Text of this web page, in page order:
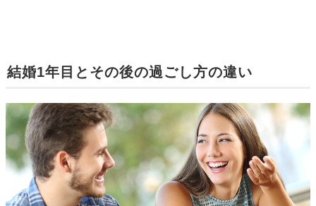
結婚1年目とその後の過ごし方の違い